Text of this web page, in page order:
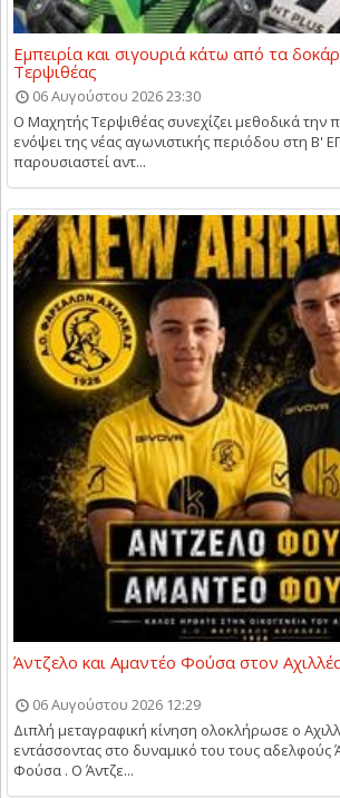
Εμπειρία και σιγουριά κάτω από τα
Τερψιθέας
06 Αυγούστου 2026 23:30
Ο Μαχητής Τερψιθέας συνεχίζει μεθοδικά την
ενόψει της νέας αγωνιστικής περιόδου στη Β'
παρουσιαστεί αντ...
Άντζελο και Αμαντέο Φούσα στον
06 Αυγούστου 2026 12:29
Διπλή μεταγραφική κίνηση ολοκλήρωσε ο
εντάσσοντας στο δυναμικό του τους αδελφούς
Φούσα . Ο Άντζε...